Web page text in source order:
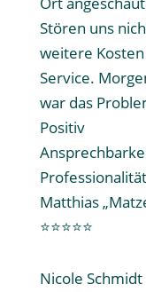
Stören uns
weitere
Service.
war das
Positiv
Matthias
⭐⭐⭐⭐⭐
Nicole Schmidt